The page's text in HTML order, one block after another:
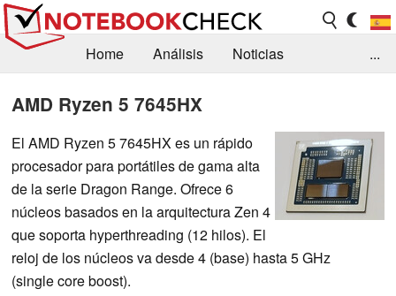
Home Análisis
Noticias
Contacto
...
AMD Ryzen 5 7645HX
El AMD Ryzen 5 7645HX es un rápido
procesador para portátiles de gama alta
de la serie Dragon Range. Ofrece 6
núcleos basados en la arquitectura Zen 4
que soporta hyperthreading (12 hilos). El
reloj de los núcleos va desde 4 (base) hasta 5 GHz
(single core boost).